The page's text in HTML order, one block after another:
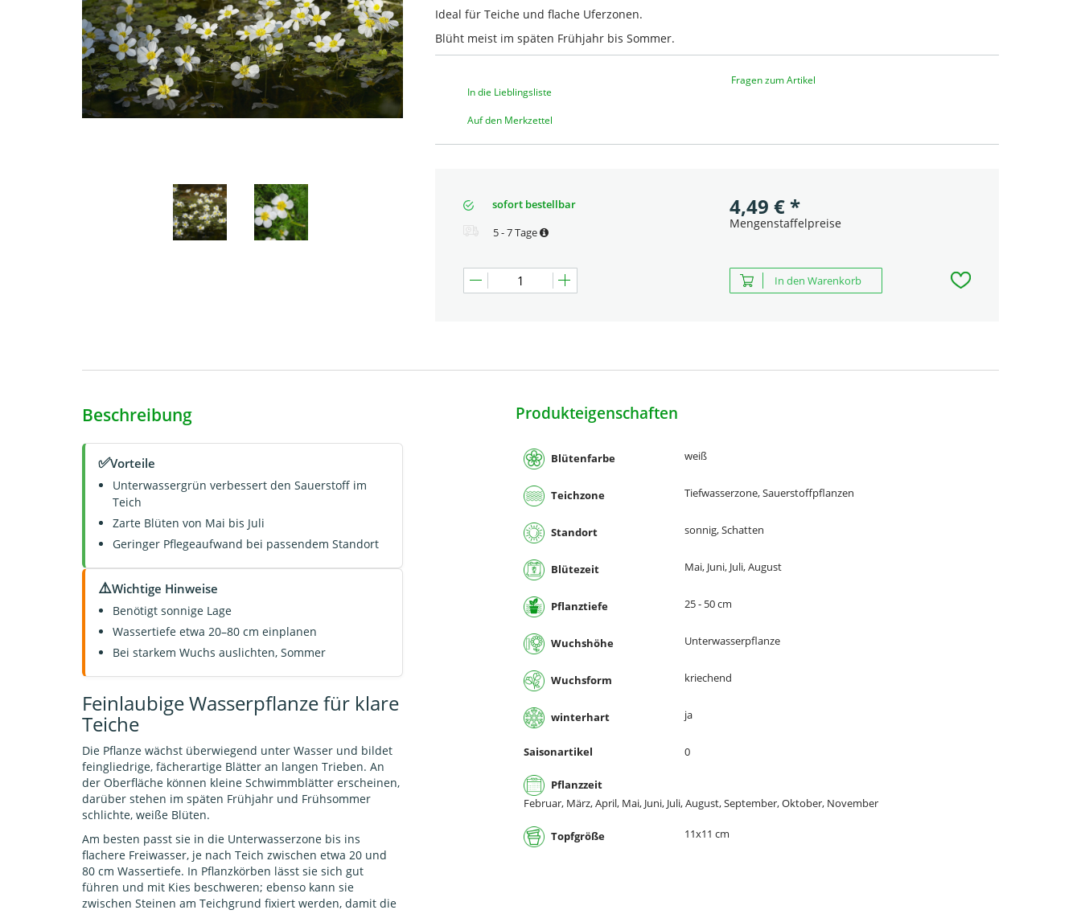
Ideal für Teiche und flache Uferzonen.
Blüht meist im späten Frühjahr bis Sommer.
In die Lieblingsliste
Auf den Merkzettel
Fragen zum Artikel
sofort bestellbar
5 - 7 Tage
4,49 €*
Mengenstaffelpreise
In den Warenkorb
Beschreibung
✅Vorteile
Unterwassergrün verbessert den Sauerstoff im
Teich
Zarte Blüten von Mai bis Juli
Geringer Pflegeaufwand bei passendem Standort
⚠️Wichtige Hinweise
Benötigt sonnige Lage
Wassertiefe etwa 20–80 cm einplanen
Bei starkem Wuchs auslichten, Sommer
Feinlaubige Wasserpflanze für klare
Teiche
Die Pflanze wächst überwiegend unter Wasser und bildet
feingliedrige, fächerartige Blätter an langen Trieben. An
der Oberfläche können kleine Schwimmblätter erscheinen,
darüber stehen im späten Frühjahr und Frühsommer
schlichte, weiße Blüten.
Am besten passt sie in die Unterwasserzone bis ins
flachere Freiwasser, je nach Teich zwischen etwa 20 und
80 cm Wassertiefe. In Pflanzkörben lässt sie sich gut
führen und mit Kies beschweren; ebenso kann sie
zwischen Steinen am Teichgrund fixiert werden, damit die
Produkteigenschaften
Blütenfarbe weiß
Teichzone Tiefwasserzone, Sauerstoffpflanzen
Standort sonnig, Schatten
Blütezeit Mai, Juni, Juli, August
Pflanztiefe 25 - 50 cm
Wuchshöhe Unterwasserpflanze
Wuchsform kriechend
winterhart ja
Saisonartikel 0
Pflanzzeit
Februar, März, April, Mai, Juni, Juli, August, September, Oktober, November
Topfgröße 11x11 cm